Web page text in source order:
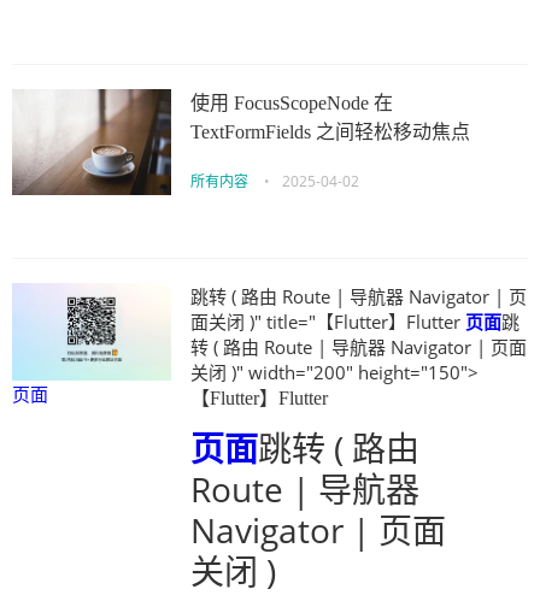
使用 FocusScopeNode 在
TextFormFields 之间轻松移动焦点
所有内容 • 2025-04-02
页面
跳转 ( 路由 Route | 导航器 Navigator | 页
面关闭 )" title="【Flutter】Flutter 页面跳
转 ( 路由 Route | 导航器 Navigator | 页面
关闭 )" width="200" height="150">
【Flutter】Flutter
页面跳转 ( 路由
Route | 导航器
Navigator | 页面
关闭 )